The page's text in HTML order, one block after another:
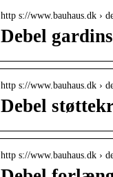
http s://www.bauhaus.dk ›
Debel
http s://www.bauhaus.dk ›
Debel
http s://www.bauhaus.dk ›